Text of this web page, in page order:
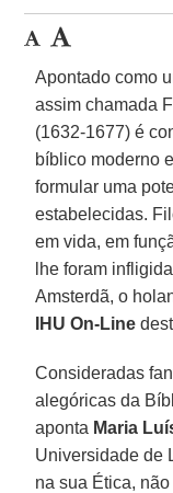
Apontado como
assim chamada
(1632-1677) é
bíblico moderno
formular uma
estabelecidas.
em vida, em
lhe foram
Amsterdã, o
IHU On-Line
Consideradas
alegóricas da
aponta Maria
Universidade de
na sua Ética,